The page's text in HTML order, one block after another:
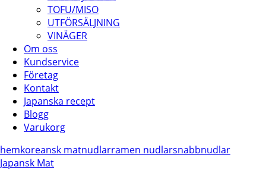
TOFU/MISO
UTFÖRSÄLJNING
VINÄGER
Om oss
Kundservice
Företag
Kontakt
Japanska recept
Blogg
Varukorg
hemkoreansk matnudlarramen nudlarsnabbnudlar
Japansk Mat